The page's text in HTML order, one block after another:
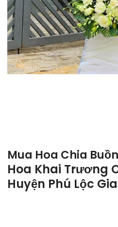
Mua Hoa Chia
Hoa Khai Trương
Huyện Phú Lộc